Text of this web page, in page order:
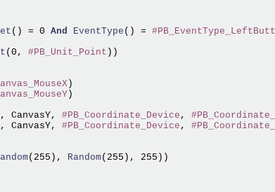
() = 0 And EventType () =
(0, #PB_Unit_Point
)
)
CanvasY, #PB_Coordinate_Device ,
CanvasY, #PB_Coordinate_Device ,
(255), Random